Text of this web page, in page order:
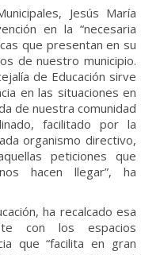
Jesús María
en la “necesaria
que presentan en su
de nuestro municipio.
de Educación sirve
en las situaciones en
de nuestra comunidad
facilitado por la
organismo directivo,
peticiones que
hacen llegar”, ha
ha recalcado esa
con los espacios
que “facilita en gran